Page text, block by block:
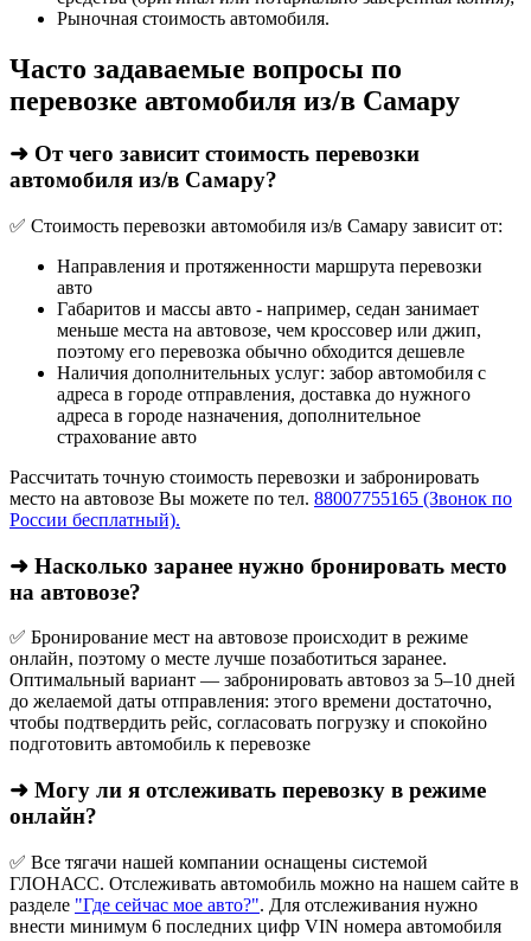
Рыночная стоимость автомобиля.
Часто задаваемые вопросы по
перевозке автомобиля из/в Самару
➜ От чего зависит стоимость перевозки
автомобиля из/в Самару?
✅ Стоимость перевозки автомобиля из/в Самару зависит от:
Направления и протяженности маршрута перевозки
авто
Габаритов и массы авто - например, седан занимает
меньше места на автовозе, чем кроссовер или джип,
поэтому его перевозка обычно обходится дешевле
Наличия дополнительных услуг: забор автомобиля с
адреса в городе отправления, доставка до нужного
адреса в городе назначения, дополнительное
страхование авто
Рассчитать точную стоимость перевозки и забронировать
место на автовозе Вы можете по тел. 88007755165 (Звонок по
России бесплатный).
➜ Насколько заранее нужно бронировать место
на автовозе?
✅ Бронирование мест на автовозе происходит в режиме
онлайн, поэтому о месте лучше позаботиться заранее.
Оптимальный вариант — забронировать автовоз за 5–10 дней
до желаемой даты отправления: этого времени достаточно,
чтобы подтвердить рейс, согласовать погрузку и спокойно
подготовить автомобиль к перевозке
➜ Могу ли я отслеживать перевозку в режиме
онлайн?
✅ Все тягачи нашей компании оснащены системой
ГЛОНАСС. Отслеживать автомобиль можно на нашем сайте в
разделе "Где сейчас мое авто?". Для отслеживания нужно
внести минимум 6 последних цифр VIN номера автомобиля